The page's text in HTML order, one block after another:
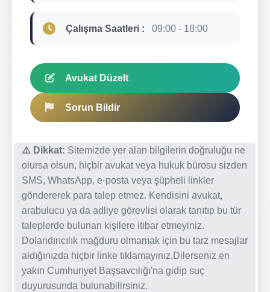
Çalışma Saatleri : 09:00 - 18:00
Avukat Düzelt
Sorun Bildir
⚠️ Dikkat: Sitemizde yer alan bilgilerin doğruluğu ne
olursa olsun, hiçbir avukat veya hukuk bürosu sizden
SMS, WhatsApp, e-posta veya şüpheli linkler
göndererek para talep etmez. Kendisini avukat,
arabulucu ya da adliye görevlisi olarak tanıtıp bu tür
taleplerde bulunan kişilere itibar etmeyiniz.
Dolandırıcılık mağduru olmamak için bu tarz mesajlar
aldığınızda hiçbir linke tıklamayınız.Dilerseniz en
yakın Cumhuriyet Başsavcılığı'na gidip suç
duyurusunda bulunabilirsiniz.